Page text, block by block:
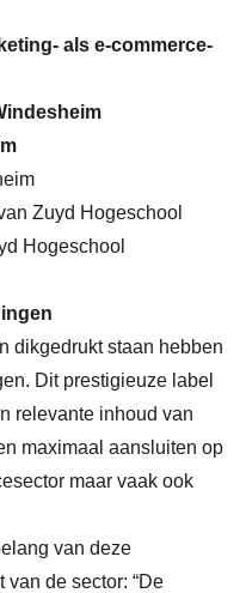
als e-commerce-
Zuyd Hogeschool
Hogeschool
dikgedrukt staan hebben
Dit prestigieuze label
relevante inhoud van
maximaal aansluiten op
maar vaak ook
van deze
van de sector: “De